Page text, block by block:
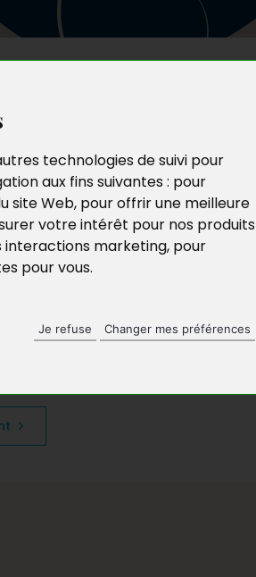
technologies de suivi pour
aux fins suivantes : pour
site Web, pour offrir une meilleure
votre intérêt pour nos produits
interactions marketing, pour
pour vous.
Je refuse Changer mes préférences